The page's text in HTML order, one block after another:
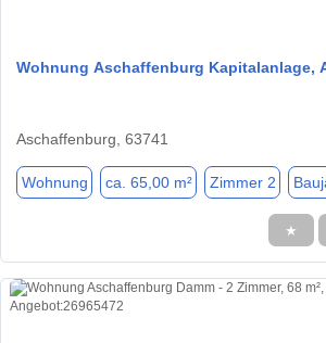
Wohnung Aschaffenburg Kapitalanlage,
Aschaffenburg, 63741
Wohnung ca. 65,00 m² Zimmer 2
★